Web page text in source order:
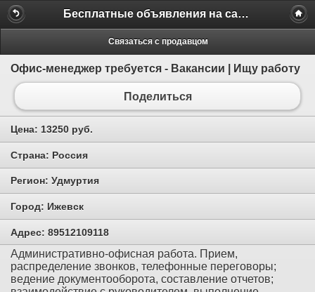
Бесплатные объявления на сайте MILAMO.ru
Связаться с продавцом
Офис-менеджер требуется - Вакансии | Ищу работу
Поделиться
Цена: 13250 руб.
Страна: Россия
Регион: Удмуртия
Город: Ижевск
Адрес: 89512109118
Административно-офисная работа. Прием,
распределение звонков, телефонные переговоры;
ведение документооборота, составление отчетов;